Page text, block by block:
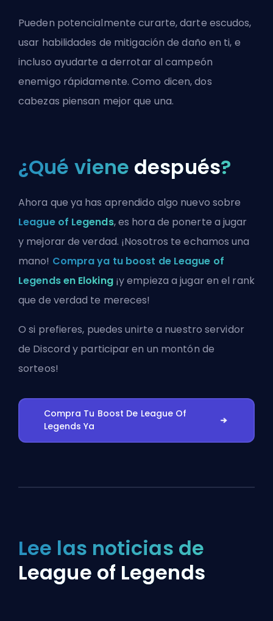
Pueden potencialmente curarte, darte escudos,
usar habilidades de mitigación de daño en ti, e
incluso ayudarte a derrotar al campeón
enemigo rápidamente. Como dicen, dos
cabezas piensan mejor que una.
¿Qué viene después?
Ahora que ya has aprendido algo nuevo sobre
League of Legends, es hora de ponerte a jugar
y mejorar de verdad. ¡Nosotros te echamos una
mano! Compra ya tu boost de League of
Legends en Eloking¡y empieza a jugar en el rank
que de verdad te mereces!
O si prefieres, puedesunirte a nuestro servidor
de Discord y participar en un montón de
sorteos!
Compra Tu Boost De League Of
Legends Ya
Lee las noticias de
League of Legends